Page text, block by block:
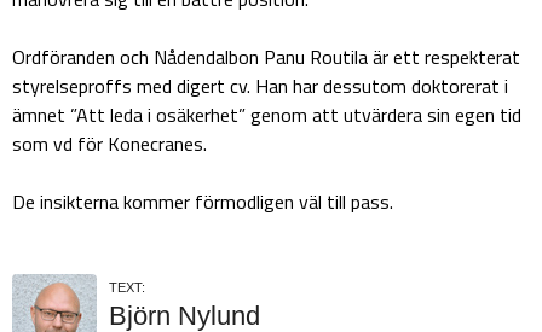
Ordföranden och Nådendalbon Panu Routila är ett respekterat
styrelseproffs med digert cv. Han har dessutom doktorerat i
ämnet ”Att leda i osäkerhet” genom att utvärdera sin egen tid
som vd för Konecranes.
De insikterna kommer förmodligen väl till pass.
TEXT:
Björn Nylund